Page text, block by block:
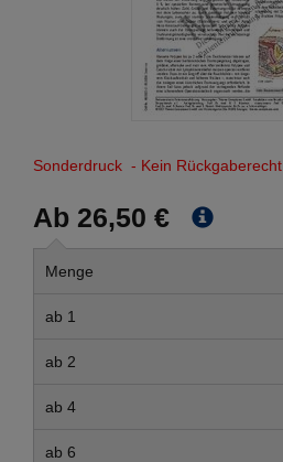
Sonderdruck - Kein Rückgaberecht
Ab 26,50 €
Menge
ab 1
ab 2
ab 4
ab 6